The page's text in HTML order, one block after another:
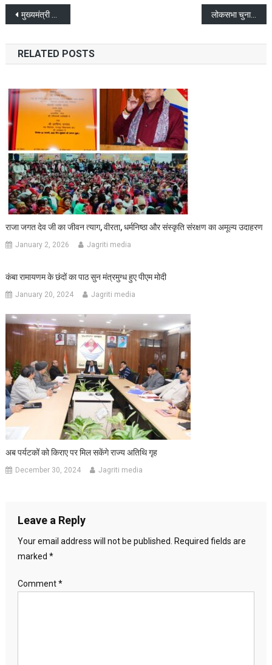
Post
navigation
मुख्यमंत्री ने सन्त शिरोमणि रविदास जी को नम करते हुए श्रद्धांजलि दी लोकसभा चुनाव 2024 से पहले कांग्रेस के बड़े नेता थाम सकते हैं बीजेपी का दामन ?
RELATED POSTS
राजा जगत देव जी का जीवन त्याग, वीरता, धर्मनिष्ठा और संस्कृति संरक्षण का अमूल्य उदाहरण
January 2, 2026 Jagriti media
कंबा रामायणम के छंदों का पाठ सुन मंत्रमुग्ध हुए पीएम मोदी
January 20, 2024 Jagriti media
अब पर्यटकों को किराए पर मिल सकेंगे राज्य अतिथि गृह
December 30, 2024 Jagriti media
Leave a Reply
Your email address will not be published.
Required fields are
marked *
Comment*